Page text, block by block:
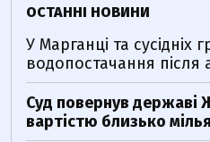
ОСТАННІ НОВИНИ
У Марганці та сусідніх
водопостачання після
Суд повернув державі
вартістю близько